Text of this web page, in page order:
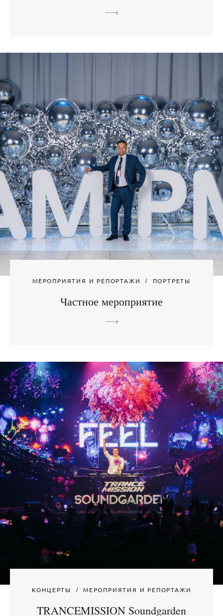
МЕРОПРИЯТИЯ И РЕПОРТАЖИ ПОРТРЕТЫ
Частное мероприятие
КОНЦЕРТЫ МЕРОПРИЯТИЯ И РЕПОРТАЖИ
TRANCEMISSION Soundgarden